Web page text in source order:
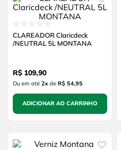
CLAREADOR Claricdeck
/NEUTRAL 5L MONTANA
R$ 109,90
Ou em até 2xde R$ 54,95
ADICIONAR AO CARRINHO